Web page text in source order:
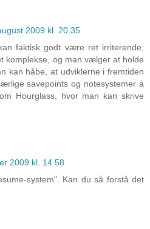
2009 kl. 20.35
faktisk godt være ret irriterende,
komplekse, og man vælger at holde
kan håbe, at udviklerne i fremtiden
savepoints og notesystemer á
Hourglass, hvor man kan skrive
2009 kl. 14.58
system". Kan du så forstå det